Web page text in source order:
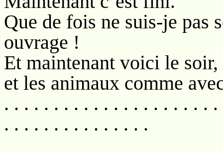
Que de fois ne suis-je pas
ouvrage !
Et maintenant voici le
et les animaux comme
. . . . . . . . . . . . . . . . . . . . .
. . . . . . . . . . . . . . .